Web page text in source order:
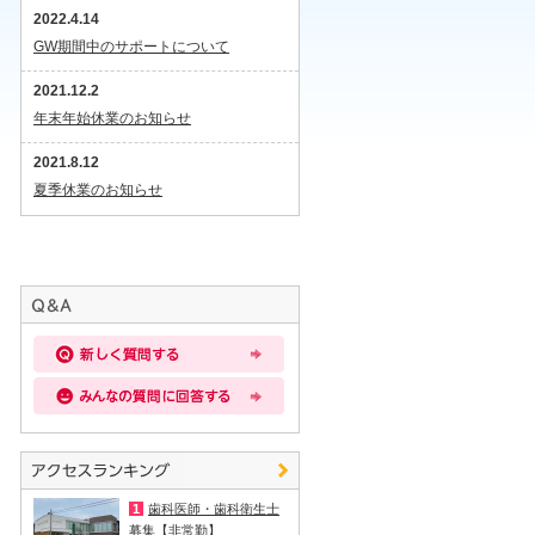
2022.4.14
GW期間中のサポートについて
2021.12.2
年末年始休業のお知らせ
2021.8.12
夏季休業のお知らせ
1
歯科医師・歯科衛生士
募集【非常勤】